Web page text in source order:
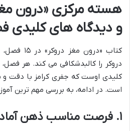
هسته مرکزی «درون
و دیدگاه های
کتاب
دروکر را کالبدشکافی می کند. هر
کلیدی اوست که جفری کرامز با دقت و
است. در ادامه، به بررسی مهم ترین
۱. فرصت مناسب ذهن آماده را هدف می گیرد